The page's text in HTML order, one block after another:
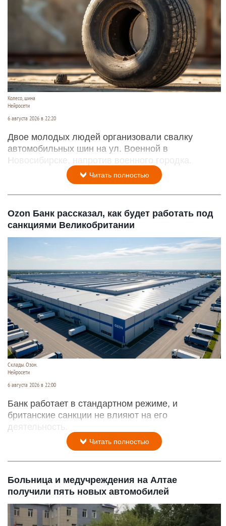
Колесо, шина
Нейросети
6 августа 2026 в 22:20
Двое молодых людей организовали свалку
автомобильных шин на ул. Военной в
Новосибирске, напротив военного городка.
Читать полностью
Ozon Банк рассказал, как будет работать под
санкциями Великобритании
Склады. Озон.
Нейросети
6 августа 2026 в 22:00
Банк работает в стандартном режиме, и
британские санкции не влияют на его
деятельность.
Читать полностью
Больница и медучреждения на Алтае
получили пять новых автомобилей